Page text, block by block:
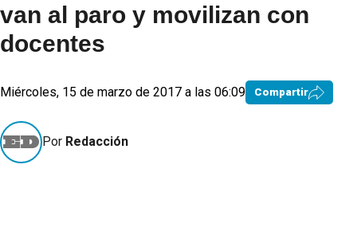
van al paro y movilizan con
docentes
Miércoles, 15 de marzo de 2017 a las 06:09 Compartir
Por Redacción